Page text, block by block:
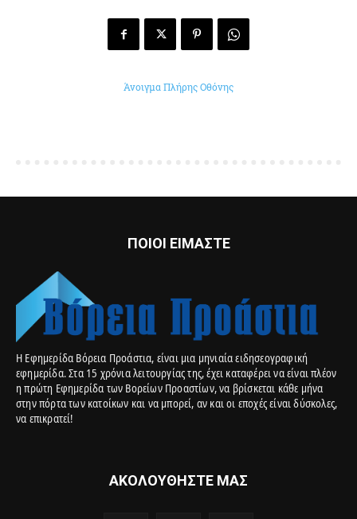
Άνοιγμα Πλήρης Οθόνης
ΠΟΙΟΙ ΕΙΜΑΣΤΕ
Η Εφημερίδα Βόρεια Προάστια, είναι μια μηνιαία ειδησεογραφική
εφημερίδα. Στα 15 χρόνια λειτουργίας της, έχει καταφέρει να είναι πλέον
η πρώτη Εφημερίδα των Βορείων Προαστίων, να βρίσκεται κάθε μήνα
στην πόρτα των κατοίκων και να μπορεί, αν και οι εποχές είναι δύσκολες,
να επικρατεί!
ΑΚΟΛΟΥΘΗΣΤΕ ΜΑΣ